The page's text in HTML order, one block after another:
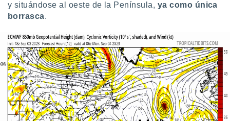
y situándose al oeste de la Península, ya como única
borrasca.